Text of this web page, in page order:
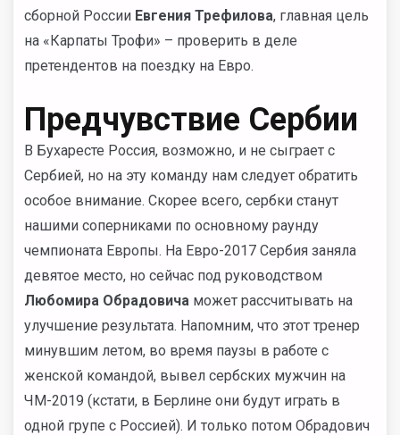
сборной России Евгения Трефилова, главная цель
на «Карпаты Трофи» – проверить в деле
претендентов на поездку на Евро.
Предчувствие Сербии
В Бухаресте Россия, возможно, и не сыграет с
Сербией, но на эту команду нам следует обратить
особое внимание. Скорее всего, сербки станут
нашими соперниками по основному раунду
чемпионата Европы. На Евро-2017 Сербия заняла
девятое место, но сейчас под руководством
Любомира Обрадовича может рассчитывать на
улучшение результата. Напомним, что этот тренер
минувшим летом, во время паузы в работе с
женской командой, вывел сербских мужчин на
ЧМ-2019 (кстати, в Берлине они будут играть в
одной групе с Россией). И только потом Обрадович